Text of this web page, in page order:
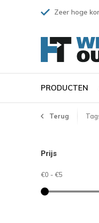
PRODUCTEN
Zeer hoge
Terug
Prijs
€0 - €5